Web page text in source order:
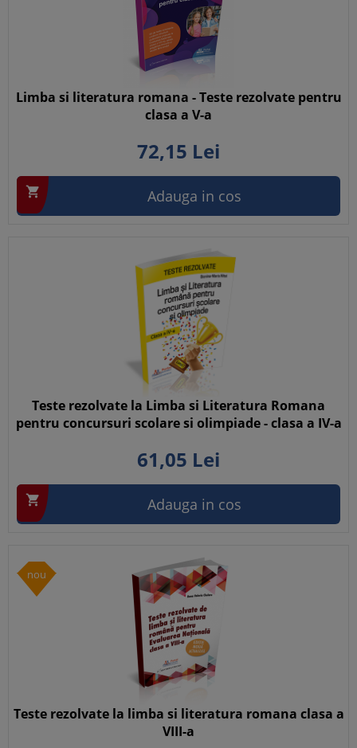
Limba si literatura romana - Teste rezolvate pentru
clasa a V-a
72,15 Lei
 Adauga in cos
Teste rezolvate la Limba si Literatura Romana
pentru concursuri scolare si olimpiade - clasa a IV-a
61,05 Lei
 Adauga in cos
nou
Teste rezolvate la limba si literatura romana clasa a
VIII-a